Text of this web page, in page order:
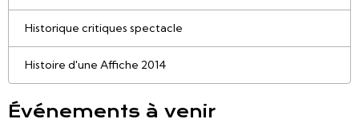
Historique critiques spectacle
Histoire d'une Affiche 2014
Événements à venir